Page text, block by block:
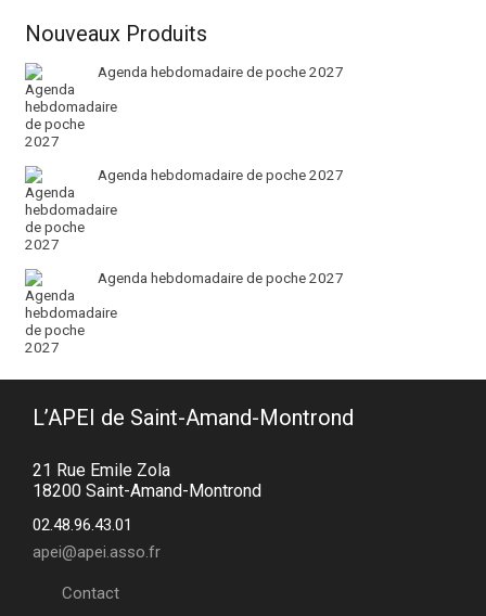
Nouveaux Produits
Agenda hebdomadaire de poche 2027
Agenda hebdomadaire de poche 2027
Agenda hebdomadaire de poche 2027
L’APEI de Saint-Amand-Montrond
21 Rue Emile Zola
18200 Saint-Amand-Montrond
02.48.96.43.01
apei@apei.asso.fr
Contact